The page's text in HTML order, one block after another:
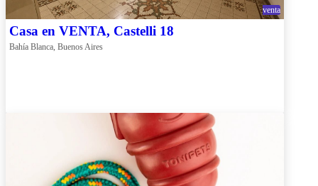
venta
Casa en VENTA, Castelli 18
Bahía Blanca, Buenos Aires